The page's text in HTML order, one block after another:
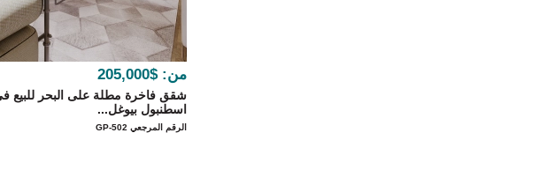
من: $205,000
شقق فاخرة مطلة على البحر للبيع
اسطنبول بيوغل...
الرقم المرجعي GP-502